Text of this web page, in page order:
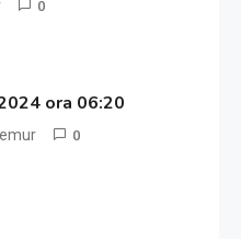
0
ora 06:20
0